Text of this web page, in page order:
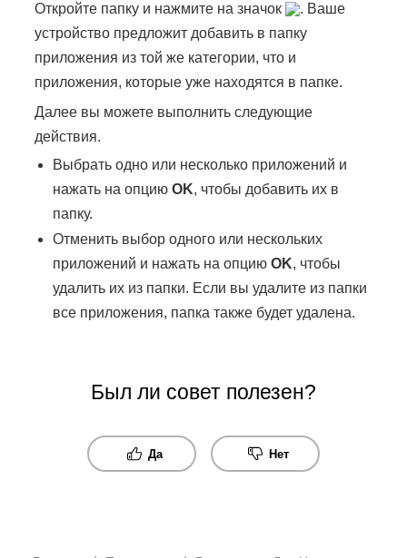
Откройте папку и нажмите на значок
. Ваше
устройство предложит добавить в папку
приложения из той же категории, что и
приложения, которые уже находятся в папке.
Далее вы можете выполнить следующие
действия.
Выбрать одно или несколько приложений и
нажать на опциюOK, чтобы добавить их в
папку.
Отменить выбор одного или нескольких
приложений и нажать на опциюOK, чтобы
удалить их из папки. Если вы удалите из папки
все приложения, папка также будет удалена.
Был ли совет полезен?
Да Нет